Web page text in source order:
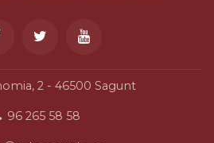
2 - 46500 Sagunt
96 265 58 58